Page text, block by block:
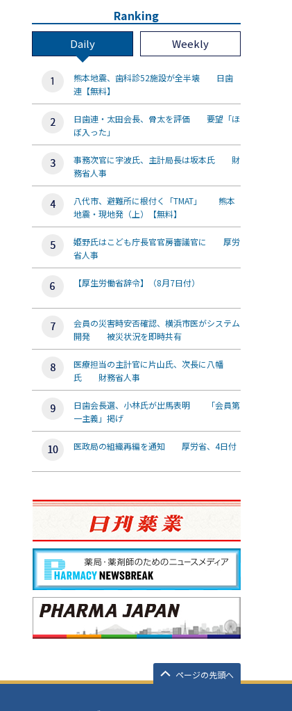
Ranking
Daily Weekly
熊本地震、歯科診52施設が全半壊 日歯
連【無料】
日歯連・太田会長、骨太を評価 要望「ほ
ぼ入った」
事務次官に宇波氏、主計局長は坂本氏 財
務省人事
八代市、避難所に根付く「TMAT」 熊本
地震・現地発（上）【無料】
姫野氏はこども庁長官官房審議官に 厚労
省人事
【厚生労働省辞令】（8月7日付）
会員の災害時安否確認、横浜市医がシステム
開発 被災状況を即時共有
医療担当の主計官に片山氏、次長に八幡
氏 財務省人事
日歯会長選、小林氏が出馬表明 「会員第
一主義」掲げ
医政局の組織再編を通知 厚労省、4日付
ページの先頭へ